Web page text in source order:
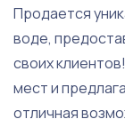
Продается
воде,
своих
мест и
отличная